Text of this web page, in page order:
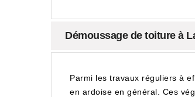
Démoussage de toiture à
Parmi les travaux réguliers à
en ardoise en général. Ces